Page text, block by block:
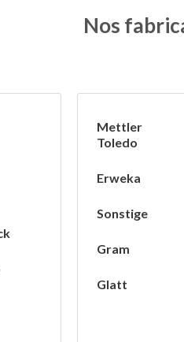
Nos
Mettler
Toledo
Erweka
Sonstige
Gram
Glatt